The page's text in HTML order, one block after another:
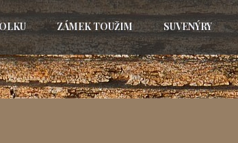
ZÁMEK TOUŽIM SUVENÝRY